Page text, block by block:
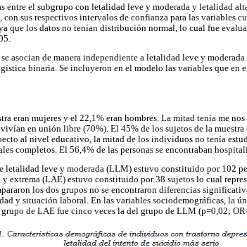
entre el subgrupo con letalidad leve y moderada y letalidad
sus respectivos intervalos de confianza para las variables
que los datos no tenían distribución normal, lo cual fue
asocian de manera independiente a letalidad leve y
binaria. Se incluyeron en el modelo las variables que en
eran mujeres y el 22,1% eran hombres. La mitad tenía me
en unión libre (70%). El 45% de los sujetos de la muestra
al nivel educativo, la mitad de los individuos no tenía
completos. El 56,4% de las personas se encontraban
letalidad leve y moderada (LLM) estuvo constituido por 102
extrema (LAE) estuvo constituido por 38 sujetos lo cual
los dos grupos no se encontraron diferencias
y situación laboral. En las variables sociodemográficas, la
de LAE fue cinco veces la del grupo de LLM (p=0,02;